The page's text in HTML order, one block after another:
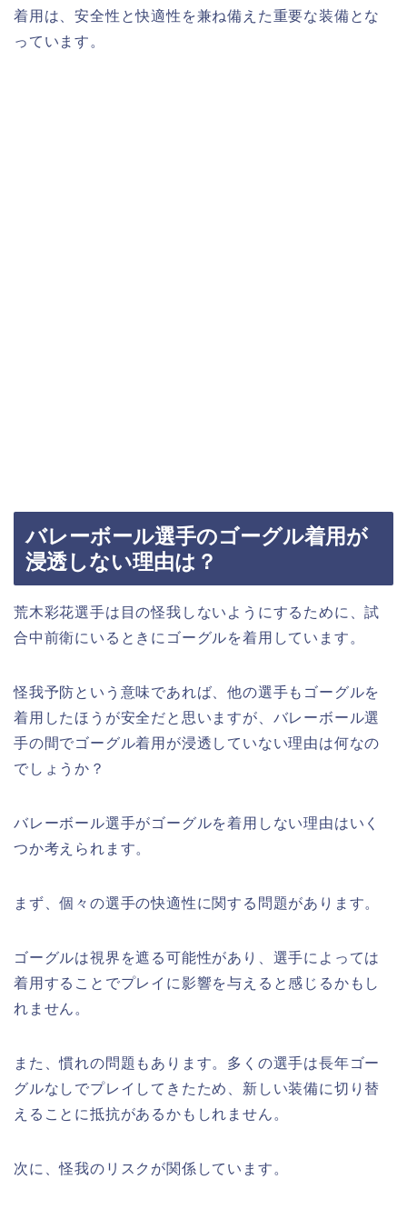
着用は、安全性と快適性を兼ね備えた重要な装備とな
っています。
バレーボール選手のゴーグル着用が
浸透しない理由は？
荒木彩花選手は目の怪我しないようにするために、試
合中前衛にいるときにゴーグルを着用しています。
怪我予防という意味であれば、他の選手もゴーグルを
着用したほうが安全だと思いますが、バレーボール選
手の間でゴーグル着用が浸透していない理由は何なの
でしょうか？
バレーボール選手がゴーグルを着用しない理由はいく
つか考えられます。
まず、個々の選手の快適性に関する問題があります。
ゴーグルは視界を遮る可能性があり、選手によっては
着用することでプレイに影響を与えると感じるかもし
れません。
また、慣れの問題もあります。多くの選手は長年ゴー
グルなしでプレイしてきたため、新しい装備に切り替
えることに抵抗があるかもしれません。
次に、怪我のリスクが関係しています。